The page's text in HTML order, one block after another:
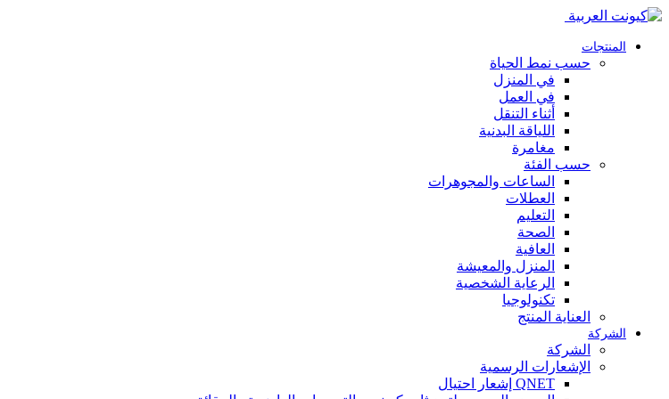
المنتجات
حسب نمط الحياة
في المنزل
في العمل
أثناء التنقل
اللياقة البدنية
مغامرة
حسب الفئة
الساعات والمجوهرات
العطلات
التعليم
الصحة
العافية
المنزل والمعيشة
الرعاية الشخصية
تكنولوجيا
العناية المنتج
الشركة
الشركة
الإشعارات الرسمية
QNET إشعار احتيال